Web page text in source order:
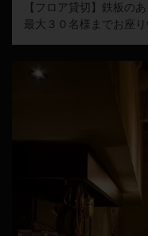
【フロア貸切】鉄板の
最大３０名様までお座り